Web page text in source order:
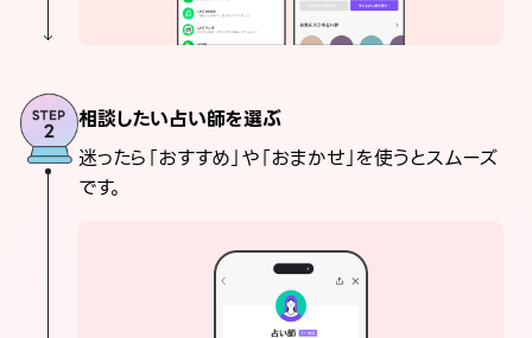
相談したい占い師を選ぶ
迷ったら「おすすめ」や「おまかせ」を使うとスムーズ
です。